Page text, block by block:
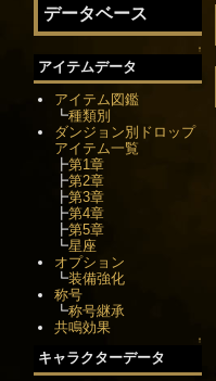
データベース
↑
アイテムデータ
アイテム図鑑
┗種類別
ダンジョン別ドロップ
アイテム一覧
┣第1章
┣第2章
┣第3章
┣第4章
┣第5章
┗星座
オプション
┗装備強化
称号
┗称号継承
共鳴効果
↑
キャラクターデータ